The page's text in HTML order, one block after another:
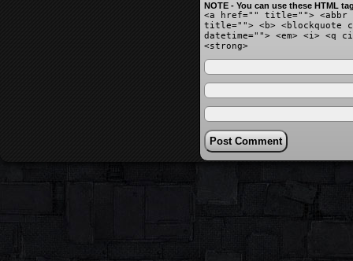
NOTE - You can use these HTML
<a href="" title=""> <abbr
title=""> <b> <blockquote
datetime=""> <em> <i> <q
<strong>